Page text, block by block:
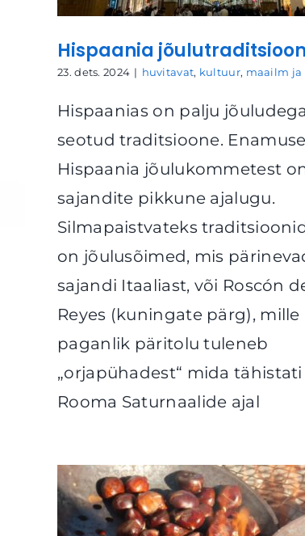
Hispaania
23. dets. 2024 | huvitavat, kultuur, maailm ja
Hispaanias on palju jõuludega
seotud traditsioone.
Hispaania jõulukommetest
sajandite pikkune ajalugu.
Silmapaistvateks
on jõulusõimed, mis
sajandi Itaaliast, või Roscón
Reyes (kuningate pärg), mille
paganlik päritolu tuleneb
„orjapühadest“ mida tähistati
Rooma Saturnaalide ajal